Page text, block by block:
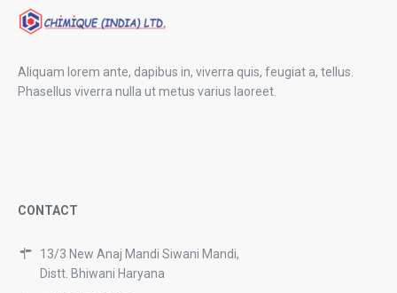
Aliquam lorem ante, dapibus in, viverra quis, feugiat a, tellus.
Phasellus viverra nulla ut metus varius laoreet.
CONTACT
13/3 New Anaj Mandi Siwani Mandi,
Distt. Bhiwani Haryana